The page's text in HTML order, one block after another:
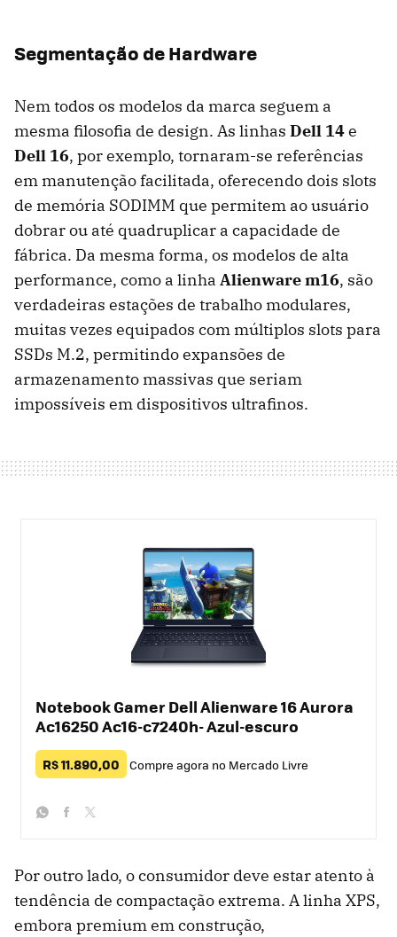
Segmentação de Hardware
Nem todos os modelos da marca seguem a
mesma filosofia de design. As linhas Dell 14e
Dell 16, por exemplo, tornaram-se referências
em manutenção facilitada, oferecendo dois slots
de memória SODIMM que permitem ao usuário
dobrar ou até quadruplicar a capacidade de
fábrica. Da mesma forma, os modelos de alta
performance, como a linha Alienware m16, são
verdadeiras estações de trabalho modulares,
muitas vezes equipados com múltiplos slots para
SSDs M.2, permitindo expansões de
armazenamento massivas que seriam
impossíveis em dispositivos ultrafinos.
Notebook Gamer Dell Alienware 16 Aurora
Ac16250 Ac16-c7240h- Azul-escuro
R$ 11.890,00 Compre agora no Mercado Livre
Por outro lado, o consumidor deve estar atento à
tendência de compactação extrema. A linha XPS,
embora premium em construção,